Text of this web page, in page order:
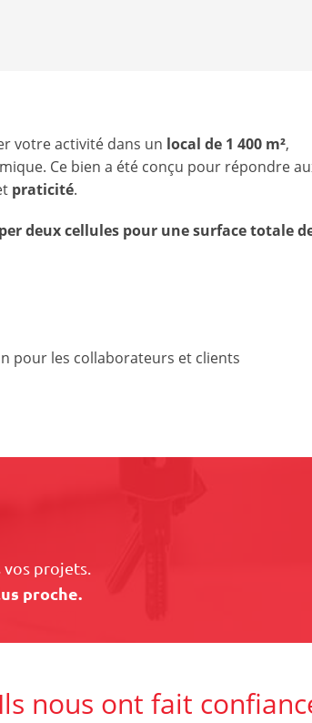
votre activité dans un local de 1 400 m²,
Ce bien a été conçu pour répondre
praticité.
deux cellules pour une surface totale
pour les collaborateurs et clients
projets.
proche.
Ils nous ont fait